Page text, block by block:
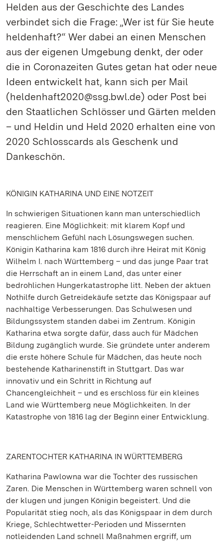
Helden aus der Geschichte des Landes
verbindet sich die Frage: „Wer ist für Sie heute
heldenhaft?“ Wer dabei an einen Menschen
aus der eigenen Umgebung denkt, der oder
die in Coronazeiten Gutes getan hat oder neue
Ideen entwickelt hat, kann sich per Mail
(heldenhaft2020@ssg.bwl.de) oder Post bei
den Staatlichen Schlösser und Gärten melden
– und Heldin und Held 2020 erhalten eine von
2020 Schlosscards als Geschenk und
Dankeschön.
KÖNIGIN KATHARINA UND EINE NOTZEIT
In schwierigen Situationen kann man unterschiedlich
reagieren. Eine Möglichkeit: mit klarem Kopf und
menschlichem Gefühl nach Lösungswegen suchen.
Königin Katharina kam 1816 durch ihre Heirat mit König
Wilhelm I. nach Württemberg – und das junge Paar trat
die Herrschaft an in einem Land, das unter einer
bedrohlichen Hungerkatastrophe litt. Neben der aktuen
Nothilfe durch Getreidekäufe setzte das Königspaar auf
nachhaltige Verbesserungen. Das Schulwesen und
Bildungssystem standen dabei im Zentrum. Königin
Katharina etwa sorgte dafür, dass auch für Mädchen
Bildung zugänglich wurde. Sie gründete unter anderem
die erste höhere Schule für Mädchen, das heute noch
bestehende Katharinenstift in Stuttgart. Das war
innovativ und ein Schritt in Richtung auf
Chancengleichheit – und es erschloss für ein kleines
Land wie Württemberg neue Möglichkeiten. In der
Katastrophe von 1816 lag der Beginn einer Entwicklung.
ZARENTOCHTER KATHARINA IN WÜRTTEMBERG
Katharina Pawlowna war die Tochter des russischen
Zaren. Die Menschen in Württemberg waren schnell von
der klugen und jungen Königin begeistert. Und die
Popularität stieg noch, als das Königspaar in dem durch
Kriege, Schlechtwetter-Perioden und Missernten
notleidenden Land schnell Maßnahmen ergriff, um